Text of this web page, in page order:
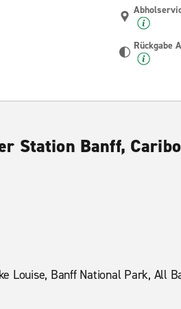
Rückgabe
Station Banff,
Louise, Banff National Park, All